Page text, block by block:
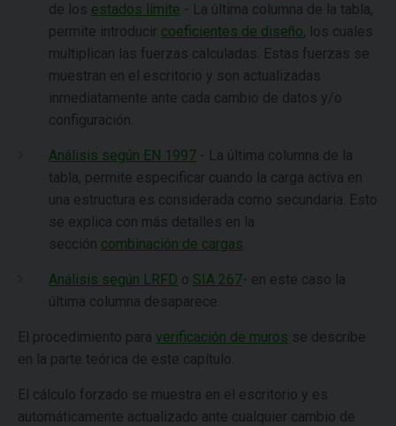
de los estados límite - La última columna de la tabla,
permite introducir coeficientes de diseño, los cuales
multiplican las fuerzas calculadas. Estas fuerzas se
muestran en el escritorio y son actualizadas
inmediatamente ante cada cambio de datos y/o
configuración.
Análisis según EN 1997 - La última columna de la
tabla, permite especificar cuando la carga activa en
una estructura es considerada como secundaria. Esto
se explica con más detalles en la
sección combinación de cargas
Análisis según LRFD o SIA 267- en este caso la
última columna desaparece.
El procedimiento para verificación de muros se describe
en la parte teórica de este capítulo.
El cálculo forzado se muestra en el escritorio y es
automáticamente actualizado ante cualquier cambio de